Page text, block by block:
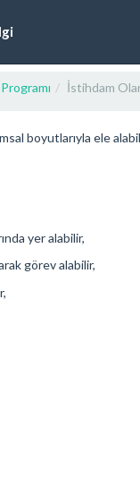
İstihdam
boyutlarıyla ele
yer alabilir,
görev alabilir,